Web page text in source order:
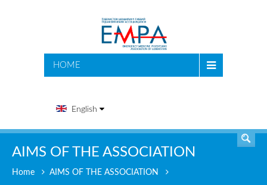
HOME
English
SEARCH
AIMS OF THE ASSOCIATION
Home AIMS OF THE ASSOCIATION